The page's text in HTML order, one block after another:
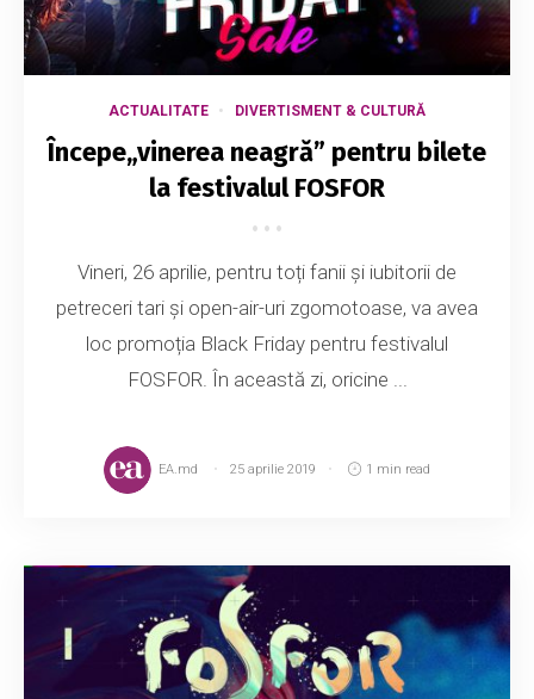
ACTUALITATE DIVERTISMENT & CULTURĂ
Începe„vinerea neagră” pentru bilete
la festivalul FOSFOR
Vineri, 26 aprilie, pentru toți fanii și iubitorii de
petreceri tari și open-air-uri zgomotoase, va avea
loc promoția Black Friday pentru festivalul
FOSFOR. În această zi, oricine ...
EA.md 25 aprilie 2019 1 min read